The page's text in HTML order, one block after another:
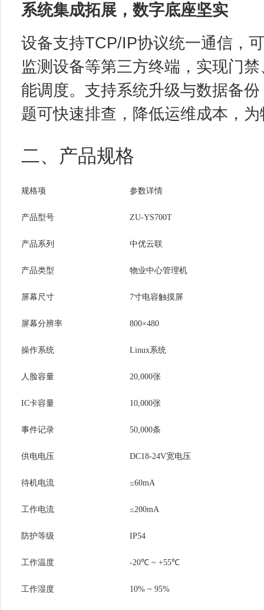
系统集成拓展，数字底座坚实
设备支持TCP/IP协议统一通信，
监测设备等第三方终端，实现门
能调度。支持系统升级与数据备
题可快速排查，降低运维成本，
二、产品规格
规格项 参数详情
产品型号 ZU-YS700T
产品系列 中优云联
产品类型 物业中心管理机
屏幕尺寸 7寸电容触摸屏
屏幕分辨率 800×480
操作系统 Linux系统
人脸容量 20,000张
IC卡容量 10,000张
事件记录 50,000条
供电电压 DC18-24V宽电压
待机电流 ≤60mA
工作电流 ≤200mA
防护等级 IP54
工作温度 -20℃ ~ +55℃
工作湿度 10% ~ 95%